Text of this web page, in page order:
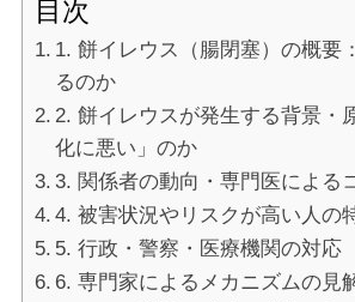
目次
1. 餅イレウス（腸閉塞）の概要
るのか
2. 餅イレウスが発生する背景・
化に悪い」のか
3. 関係者の動向・専門医による
4. 被害状況やリスクが高い人の
5. 行政・警察・医療機関の対応
6. 専門家によるメカニズムの見